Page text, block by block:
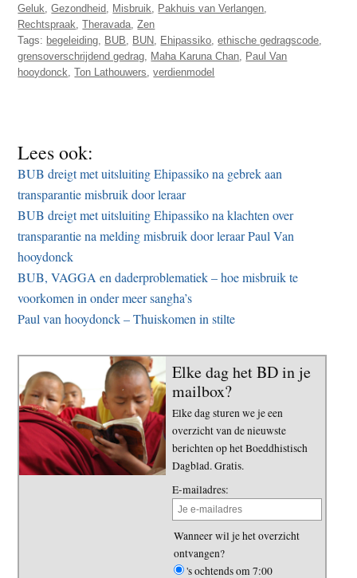
Geluk,Gezondheid, Misbruik, Pakhuis van Verlangen,
Rechtspraak,Theravada,Zen
Tags: begeleiding, BUB, BUN, Ehipassiko,ethische gedragscode,
grensoverschrijdend gedrag, Maha Karuna Chan, Paul Van
hooydonck,Ton Lathouwers,verdienmodel
Lees ook:
BUB dreigt met uitsluiting Ehipassiko na gebrek aan
transparantie misbruik door leraar
BUB dreigt met uitsluiting Ehipassiko na klachten over
transparantie na melding misbruik door leraar Paul Van
hooydonck
BUB, VAGGA en daderproblematiek – hoe misbruik te
voorkomen in onder meer sangha’s
Paul van hooydonck – Thuiskomen in stilte
Elke dag het BD in je
mailbox?
Elke dag sturen we je een
overzicht van de nieuwste
berichten op het Boeddhistisch
Dagblad. Gratis.
E-mailadres:
Wanneer wil je het overzicht
ontvangen?
's ochtends om 7:00